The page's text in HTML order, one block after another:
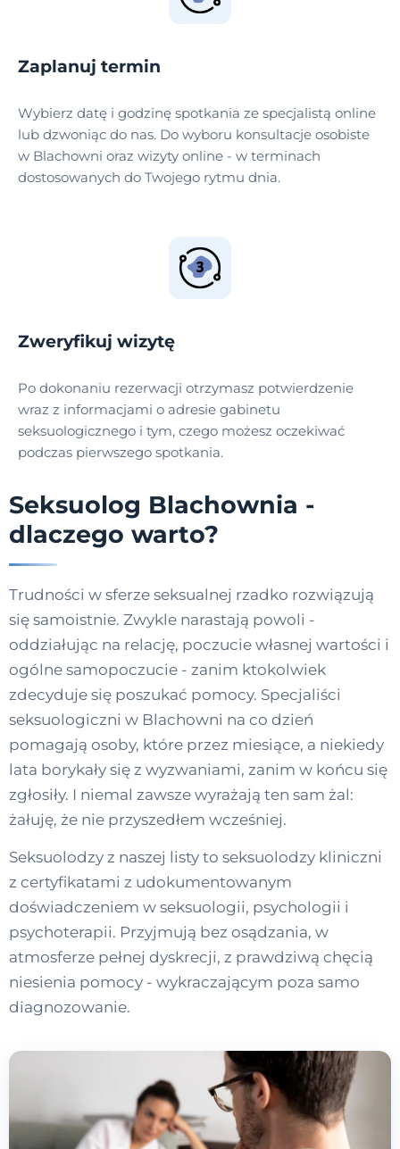
Zaplanuj termin
Wybierz datę i godzinę spotkania ze specjalistą online
lub dzwoniąc do nas. Do wyboru konsultacje osobiste
w Blachowni oraz wizyty online - w terminach
dostosowanych do Twojego rytmu dnia.
Zweryfikuj wizytę
Po dokonaniu rezerwacji otrzymasz potwierdzenie
wraz z informacjami o adresie gabinetu
seksuologicznego i tym, czego możesz oczekiwać
podczas pierwszego spotkania.
Seksuolog Blachownia -
dlaczego warto?
Trudności w sferze seksualnej rzadko rozwiązują
się samoistnie. Zwykle narastają powoli -
oddziałując na relację, poczucie własnej wartości i
ogólne samopoczucie - zanim ktokolwiek
zdecyduje się poszukać pomocy. Specjaliści
seksuologiczni w Blachowni na co dzień
pomagają osoby, które przez miesiące, a niekiedy
lata borykały się z wyzwaniami, zanim w końcu się
zgłosiły. I niemal zawsze wyrażają ten sam żal:
żałuję, że nie przyszedłem wcześniej.
Seksuolodzy z naszej listy to seksuolodzy kliniczni
z certyfikatami z udokumentowanym
doświadczeniem w seksuologii, psychologii i
psychoterapii. Przyjmują bez osądzania, w
atmosferze pełnej dyskrecji, z prawdziwą chęcią
niesienia pomocy - wykraczającym poza samo
diagnozowanie.